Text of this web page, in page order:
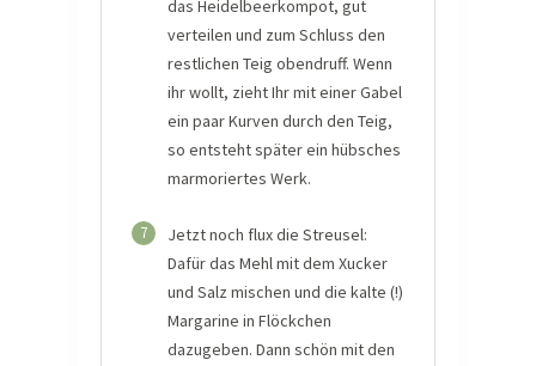
das Heidelbeerkompot, gut
verteilen und zum Schluss den
restlichen Teig obendruff. Wenn
ihr wollt, zieht Ihr mit einer Gabel
ein paar Kurven durch den Teig,
so entsteht später ein hübsches
marmoriertes Werk.
7
Jetzt noch flux die Streusel:
Dafür das Mehl mit dem Xucker
und Salz mischen und die kalte (!)
Margarine in Flöckchen
dazugeben. Dann schön mit den